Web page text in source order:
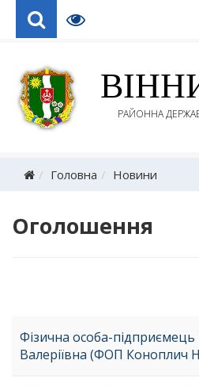
РАЙОННА
Головна Новини
Оголошення
Фізична особа-
Валеріївна (ФОП Коноплич